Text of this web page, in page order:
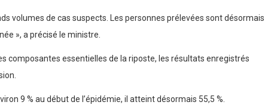
volumes de cas suspects. Les personnes prélevées sont désormais
», a précisé le ministre.
composantes essentielles de la riposte, les résultats enregistrés
9 % au début de l’épidémie, il atteint désormais 55,5 %.